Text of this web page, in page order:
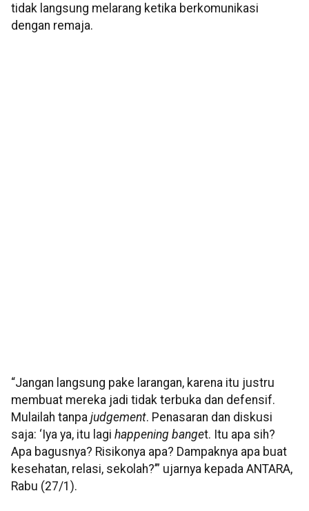
tidak langsung melarang ketika berkomunikasi
dengan remaja.
“Jangan langsung pake larangan, karena itu justru
membuat mereka jadi tidak terbuka dan defensif.
Mulailah tanpa judgement. Penasaran dan diskusi
saja: ‘Iya ya, itu lagi happening banget. Itu apa sih?
Apa bagusnya? Risikonya apa? Dampaknya apa buat
kesehatan, relasi, sekolah?’” ujarnya kepada ANTARA,
Rabu (27/1).